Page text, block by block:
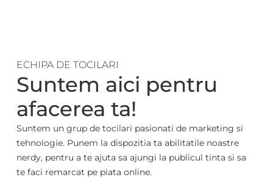
ECHIPA DE TOCILARI
Suntem aici pentru
afacerea ta!
Suntem un grup de tocilari pasionati de marketing si
tehnologie. Punem la dispozitia ta abilitatile noastre
nerdy, pentru a te ajuta sa ajungi la publicul tinta si sa
te faci remarcat pe piata online.